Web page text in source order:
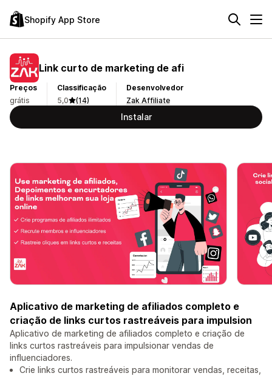
Shopify App Store
Link curto de marketing de afi
Preços
grátis
Classificação
5,0
(14)
Desenvolvedor
Zak Affiliate
Instalar
Aplicativo de marketing de afiliados completo e
criação de links curtos rastreáveis ​​para impulsion
Aplicativo de marketing de afiliados completo e criação de
links curtos rastreáveis ​​para impulsionar vendas de
influenciadores.
Crie links curtos rastreáveis ​​para monitorar vendas, receitas,